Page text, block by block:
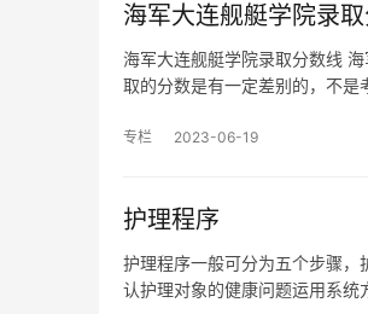
海军大连舰艇学院录
海军大连舰艇学院录取分数线
取的分数是有一定差别的，不
专栏 2023-06-19
护理程序
护理程序一般可分为五个步骤
认护理对象的健康问题运用系